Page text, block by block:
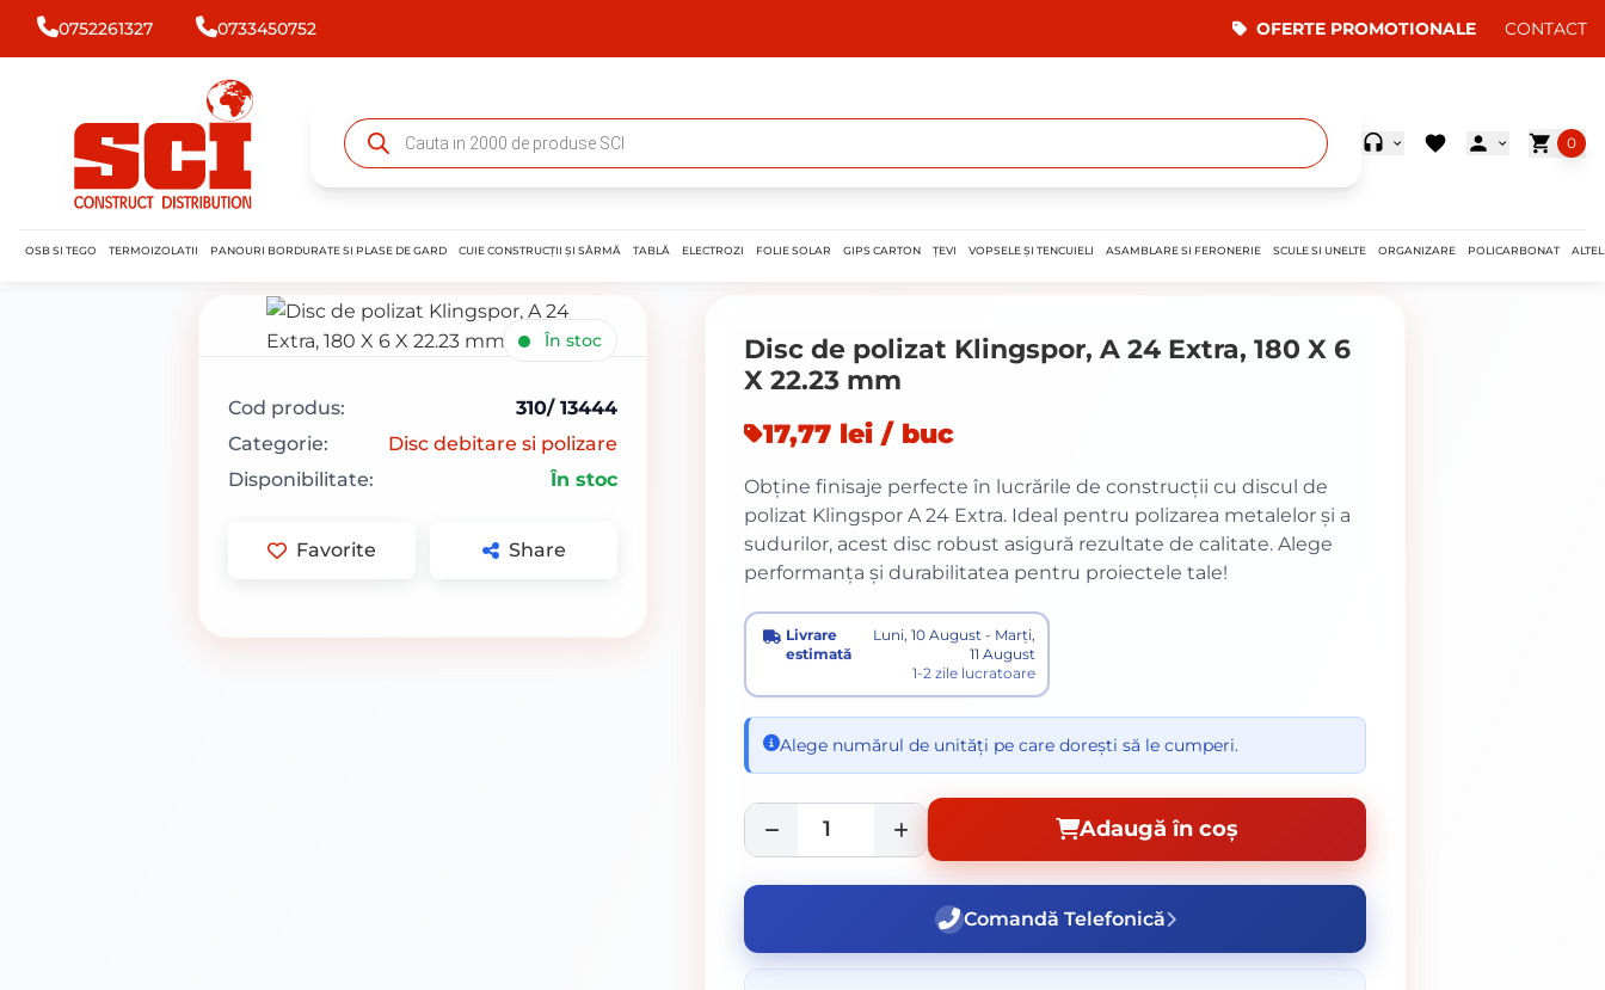
0752261327 0733450752 OFERTE PROMOTIONALE CONTACT
0
OSB SI TEGO TERMOIZOLATII PANOURI BORDURATE SI PLASE DE GARD CUIE CONSTRUCȚII ȘI SÂRMĂ TABLĂ ELECTROZI FOLIE SOLAR GIPS CARTON ȚEVI VOPSELE ȘI TENCUIELI ASAMBLARE SI FERONERIE SCULE SI UNELTE ORGANIZARE POLICARBONAT
În stoc
Cod produs:
310/ 13444
Categorie:
Disc debitare si polizare
Disponibilitate:
În stoc
Favorite Share
Disc de polizat Klingspor, A 24 Extra, 180 X 6
X 22.23 mm
17,77 lei / buc
Obține finisaje perfecte în lucrările de construcții cu discul de
polizat Klingspor A 24 Extra. Ideal pentru polizarea metalelor și a
sudurilor, acest disc robust asigură rezultate de calitate. Alege
performanța și durabilitatea pentru proiectele tale!
Livrare
estimată
Luni, 10 August - Marți,
11 August
1-2 zile lucratoare
Alege numărul de unități pe care dorești să le cumperi.
Adaugă în coș
Comandă Telefonică